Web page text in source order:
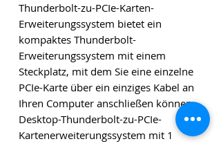
Thunderbolt-zu-PCIe-Karten-
Erweiterungssystem bietet ein
kompaktes Thunderbolt-
Erweiterungssystem mit einem
Steckplatz, mit dem Sie eine einzelne
PCIe-Karte über ein einziges Kabel an
Ihren Computer anschließen können.
Desktop-Thunderbolt-zu-PCIe-
Kartenerweiterungssystem mit 1